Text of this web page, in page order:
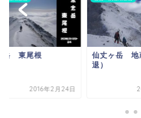
岳 東尾根
2016年2月24日
仙丈ヶ岳 地
退）